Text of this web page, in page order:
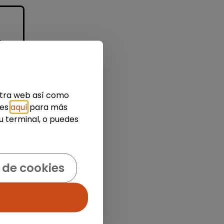
web así como
aquí para más
terminal, o puedes
cookies